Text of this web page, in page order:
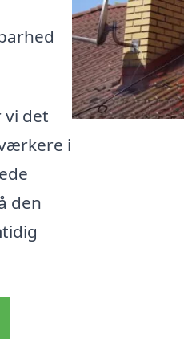
vi det
i
den